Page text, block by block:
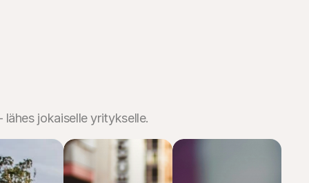
jokaiselle yritykselle.